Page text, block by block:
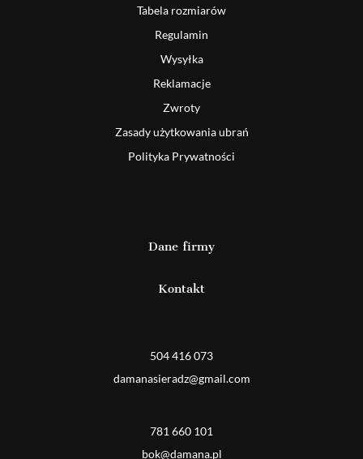
Tabela rozmiarów
Regulamin
Wysyłka
Reklamacje
Zwroty
Zasady użytkowania ubrań
Polityka Prywatności
Dane firmy
Kontakt
504 416 073
damanasieradz@gmail.com
781 660 101
bok@damana.pl